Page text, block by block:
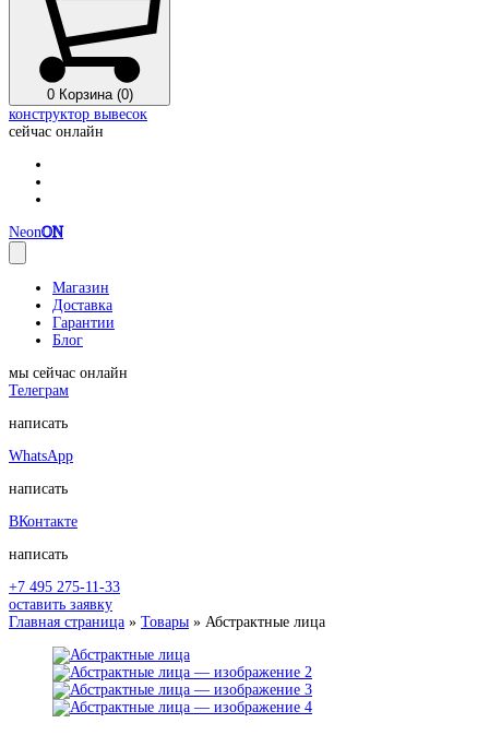
0 Корзина (0)
конструктор вывесок
сейчас онлайн
NeonON
Магазин
Доставка
Гарантии
Блог
мы сейчас онлайн
Телеграм
написать
WhatsApp
написать
ВКонтакте
написать
+7 495 275-11-33
оставить заявку
Главная страница » Товары » Абстрактные лица